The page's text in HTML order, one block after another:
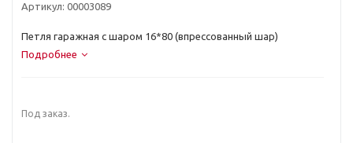
Артикул: 00003089
Петля гаражная с шаром 16*80 (впрессованный шар)
Подробнее
Под заказ.